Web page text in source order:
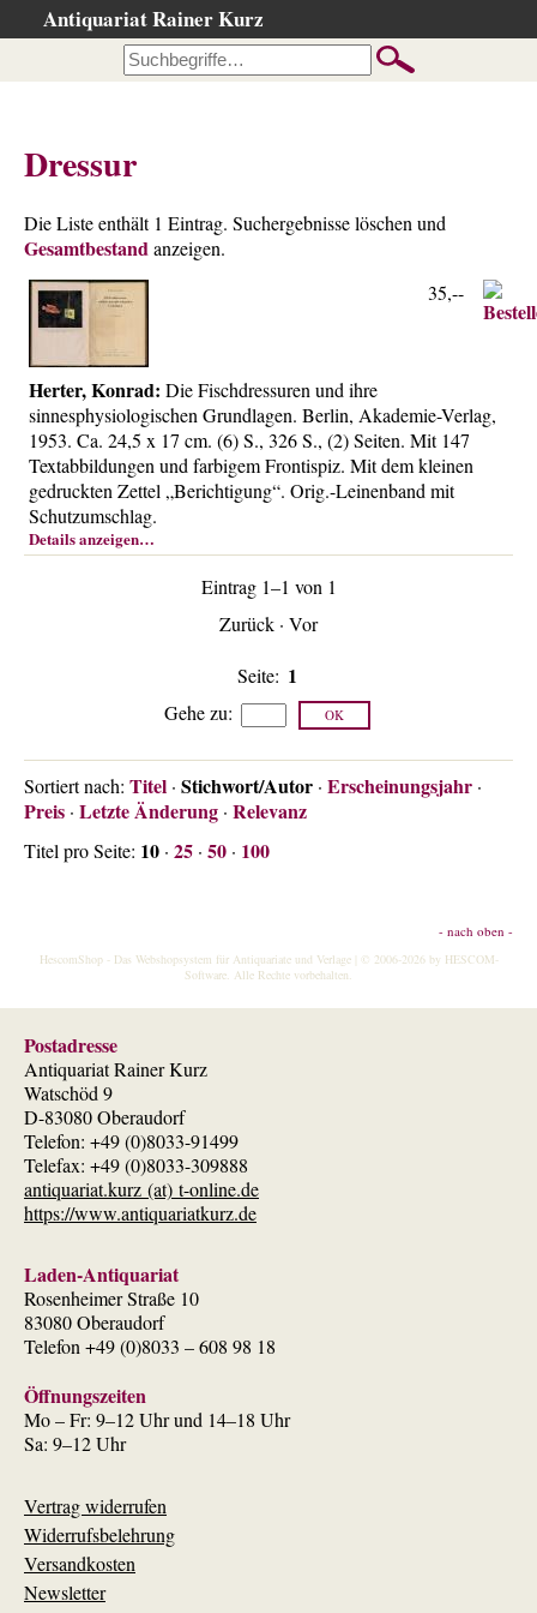
Antiquariat Rainer Kurz
…nach Beschreibung
…nach Kategorie
…nach Schlagwort
…nach Person
Neuzugänge
…der letzten Wochen
…der letzten Tage
Suchergebnisse
Ankauf
Warenkorb
Über uns
Datenschutz
Dressur
Die Liste enthält 1 Eintrag. Suchergebnisse löschen und
Gesamtbestandanzeigen.
Herter, Konrad: Die Fischdressuren und ihre
sinnesphysiologischen Grundlagen. Berlin, Akademie-Verlag,
1953. Ca. 24,5 x 17 cm. (6) S., 326 S., (2) Seiten. Mit 147
Textabbildungen und farbigem Frontispiz. Mit dem kleinen
gedruckten Zettel „Berichtigung“. Orig.-Leinenband mit
Schutzumschlag.
Details anzeigen…
35,--
Eintrag 1–1 von 1
Zurück · Vor
Seite: 1
Gehe zu:
Sortiert nach: Titel · Stichwort/Autor · Erscheinungsjahr ·
Preis · Letzte Änderung · Relevanz
Titel pro Seite: 10 · 25 · 50 · 100
- nach oben -
HescomShop- Das Webshopsystem für Antiquariate und Verlage | © 2006-2026 by HESCOM-
Software. Alle Rechte vorbehalten.
Postadresse
Antiquariat Rainer Kurz
Watschöd 9
D-83080 Oberaudorf
Telefon: +49 (0)8033-91499
Telefax: +49 (0)8033-309888
antiquariat.kurz (at) t-online.de
https://www.antiquariatkurz.de
Laden-Antiquariat
Rosenheimer Straße 10
83080 Oberaudorf
Telefon +49 (0)8033 – 608 98 18
Öffnungszeiten
Mo – Fr: 9–12 Uhr und 14–18 Uhr
Sa: 9–12 Uhr
Vertrag widerrufen
Widerrufsbelehrung
Versandkosten
Newsletter